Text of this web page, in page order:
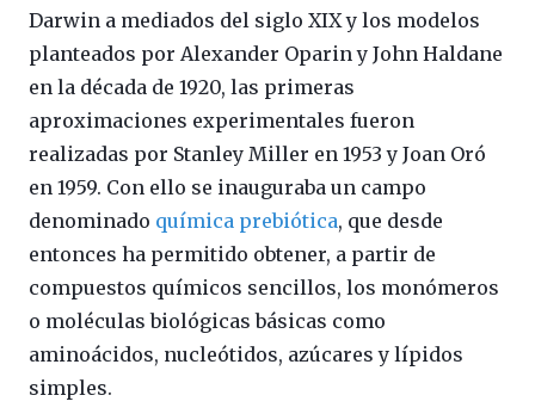
Darwin a mediados del siglo XIX y los modelos
planteados por Alexander Oparin y John Haldane
en la década de 1920, las primeras
aproximaciones experimentales fueron
realizadas por Stanley Miller en 1953 y Joan Oró
en 1959. Con ello se inauguraba un campo
denominado química prebiótica, que desde
entonces ha permitido obtener, a partir de
compuestos químicos sencillos, los monómeros
o moléculas biológicas básicas como
aminoácidos, nucleótidos, azúcares y lípidos
simples.